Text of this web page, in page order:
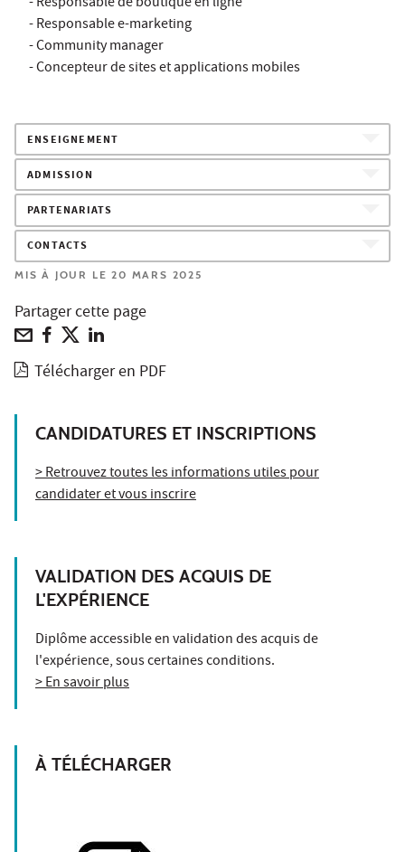
- Responsable e-marketing
- Community manager
- Concepteur de sites et applications mobiles
ENSEIGNEMENT
ADMISSION
PARTENARIATS
CONTACTS
MIS À JOUR LE 20 MARS 2025
Partager cette page
Télécharger en PDF
CANDIDATURES ET INSCRIPTIONS
> Retrouvez toutes les informations utiles pour
candidater et vous inscrire
VALIDATION DES ACQUIS DE
L'EXPÉRIENCE
Diplôme accessible en validation des acquis de
l'expérience, sous certaines conditions.
> En savoir plus
À TÉLÉCHARGER